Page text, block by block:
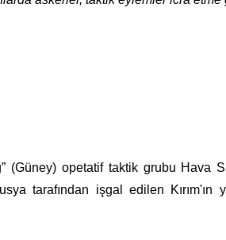
(Güney) opetatif taktik grubu
tarafından işgal edilen Kırım'ın